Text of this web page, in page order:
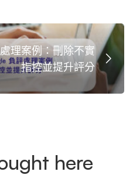
理案例：刪除不實
指控並提升評分
here